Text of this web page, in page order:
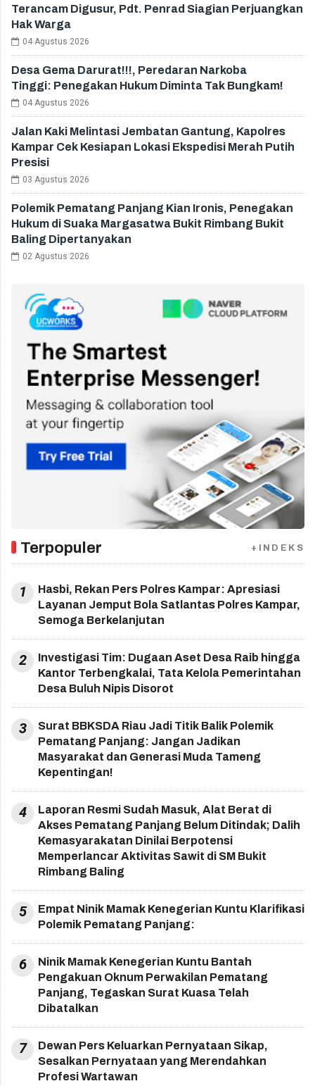
Terancam Digusur, Pdt. Penrad Siagian Perjuangkan
Hak Warga
04 Agustus 2026
Desa Gema Darurat!!!, Peredaran Narkoba
Tinggi: Penegakan Hukum Diminta Tak Bungkam!
04 Agustus 2026
Jalan Kaki Melintasi Jembatan Gantung, Kapolres
Kampar Cek Kesiapan Lokasi Ekspedisi Merah Putih
Presisi
03 Agustus 2026
Polemik Pematang Panjang Kian Ironis, Penegakan
Hukum di Suaka Margasatwa Bukit Rimbang Bukit
Baling Dipertanyakan
02 Agustus 2026
Terpopuler +INDEKS
1
Hasbi, Rekan Pers Polres Kampar: Apresiasi
Layanan Jemput Bola Satlantas Polres Kampar,
Semoga Berkelanjutan
2
Investigasi Tim: Dugaan Aset Desa Raib hingga
Kantor Terbengkalai, Tata Kelola Pemerintahan
Desa Buluh Nipis Disorot
3
Surat BBKSDA Riau Jadi Titik Balik Polemik
Pematang Panjang: Jangan Jadikan
Masyarakat dan Generasi Muda Tameng
Kepentingan!
4
Laporan Resmi Sudah Masuk, Alat Berat di
Akses Pematang Panjang Belum Ditindak; Dalih
Kemasyarakatan Dinilai Berpotensi
Memperlancar Aktivitas Sawit di SM Bukit
Rimbang Baling
5
Empat Ninik Mamak Kenegerian Kuntu Klarifikasi
Polemik Pematang Panjang:
6
Ninik Mamak Kenegerian Kuntu Bantah
Pengakuan Oknum Perwakilan Pematang
Panjang, Tegaskan Surat Kuasa Telah
Dibatalkan
7
Dewan Pers Keluarkan Pernyataan Sikap,
Sesalkan Pernyataan yang Merendahkan
Profesi Wartawan